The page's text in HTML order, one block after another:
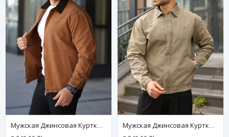
Мужская Джинсовая Куртка-Бомбер Оверсайз Цвета Хаки, Стираная Модель На Молнии Мужская Джинсовая Куртка-Бомбер Оверсайз Цвета Хаки, Стираная Модель На Молнии